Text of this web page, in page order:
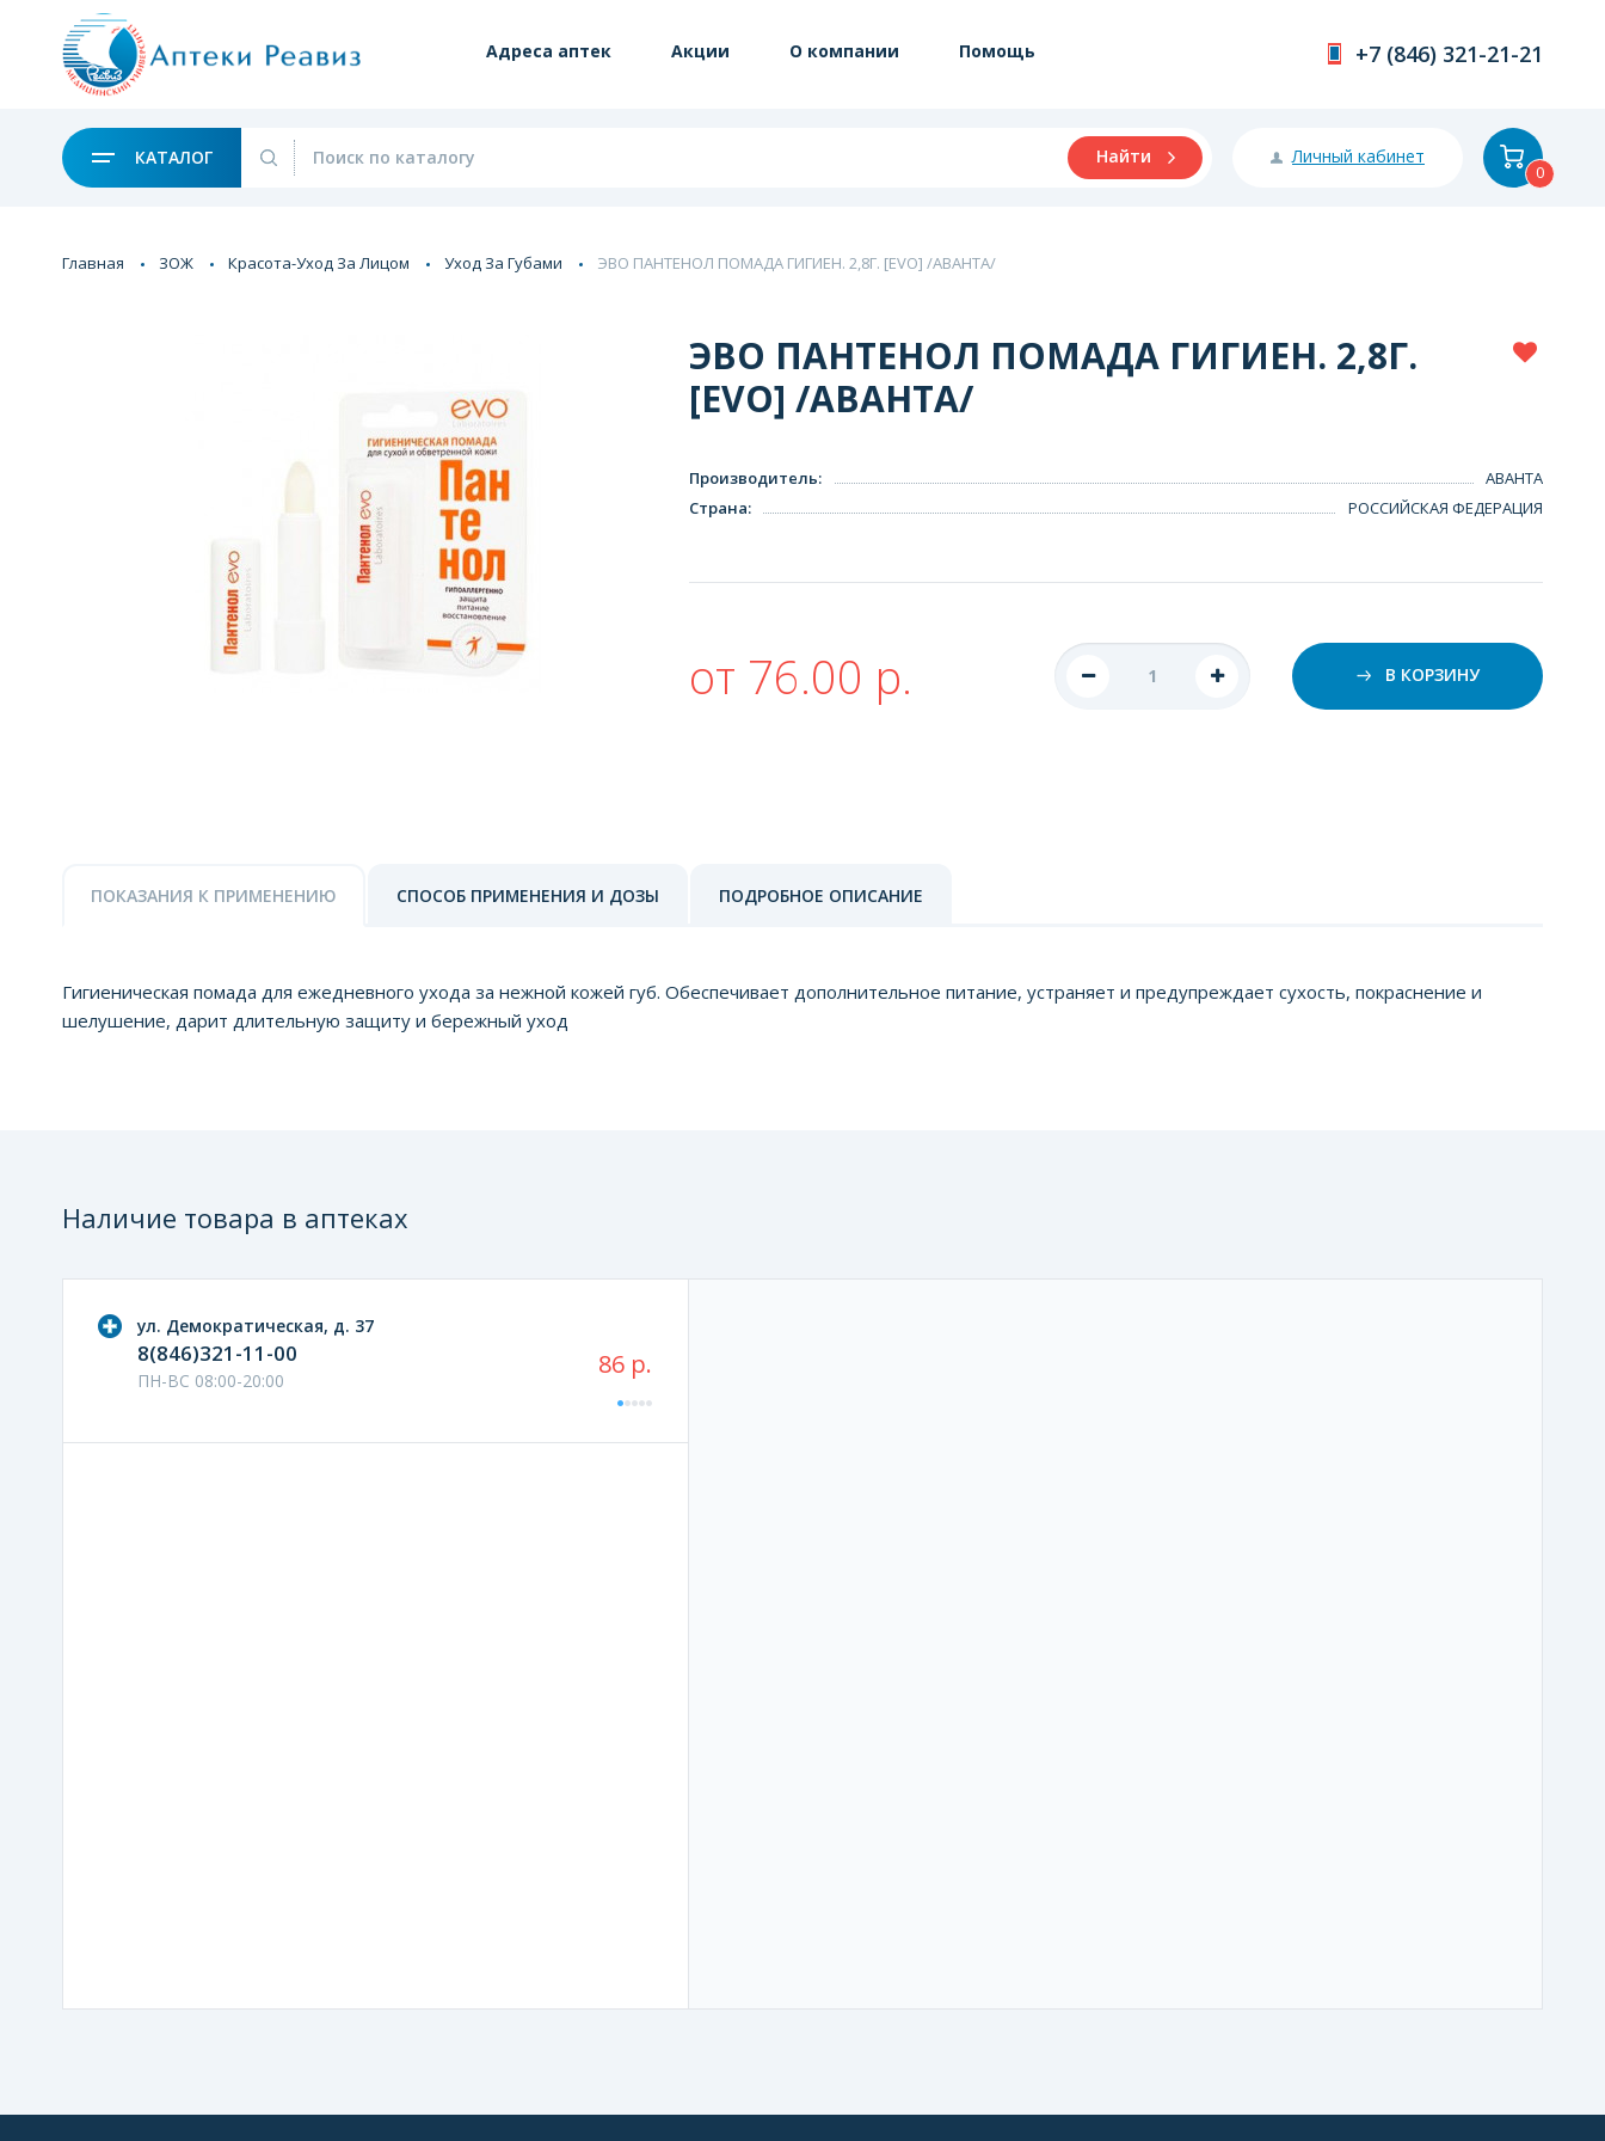
Адреса аптек Акции О компании Помощь +7 (846) 321-21-21
КАТАЛОГ Найти Личный кабинет
0
Главная ЗОЖ Красота-Уход За Лицом Уход За Губами ЭВО ПАНТЕНОЛ ПОМАДА ГИГИЕН. 2,8Г. [EVO] /АВАНТА/
ЭВО ПАНТЕНОЛ ПОМАДА ГИГИЕН. 2,8Г.
[EVO] /АВАНТА/
Производитель:
АВАНТА
Страна: РОССИЙСКАЯ ФЕДЕРАЦИЯ
от 76.00 р. В КОРЗИНУ
ПОКАЗАНИЯ К ПРИМЕНЕНИЮ СПОСОБ ПРИМЕНЕНИЯ И ДОЗЫ ПОДРОБНОЕ ОПИСАНИЕ
Гигиеническая помада для ежедневного ухода за нежной кожей губ. Обеспечивает дополнительное питание, устраняет и предупреждает сухость, покраснение и
шелушение, дарит длительную защиту и бережный уход
Наличие товара в аптеках
ул. Демократическая, д. 37
8(846)321-11-00
ПН-ВС 08:00-20:00
86 р.